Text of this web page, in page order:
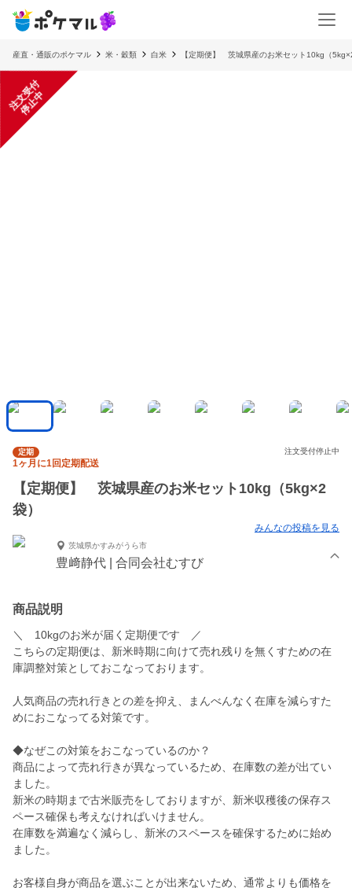
産直・通販のポケマル 米・穀類 白米 【定期便】 茨城県産のお米セット10kg（
注
文
受
付
停
止
中
定期 注文受付停止中
1ヶ月に1回定期配送
【定期便】 茨城県産のお米セット10kg（5kg×2
袋）
みんなの投稿を見る
茨城県かすみがうら市
豊﨑静代 | 合同会社むすび
商品説明
＼ 10kgのお米が届く定期便です ／
こちらの定期便は、新米時期に向けて売れ残りを無くすための在
庫調整対策としておこなっております。
人気商品の売れ行きとの差を抑え、まんべんなく在庫を減らすた
めにおこなってる対策です。
◆なぜこの対策をおこなっているのか？
商品によって売れ行きが異なっているため、在庫数の差が出てい
ました。
新米の時期まで古米販売をしておりますが、新米収穫後の保存ス
ペース確保も考えなければいけません。
在庫数を満遍なく減らし、新米のスペースを確保するために始め
ました。
お客様自身が商品を選ぶことが出来ないため、通常よりも価格を